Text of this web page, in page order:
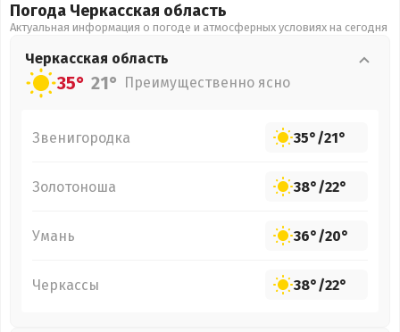
Погода Черкасская область
Актуальная информация о погоде и атмосферных условиях на сегодня
Черкасская область
35° 21° Преимущественно ясно
Звенигородка 35°/21°
Золотоноша 38°/22°
Умань 36°/20°
Черкассы 38°/22°